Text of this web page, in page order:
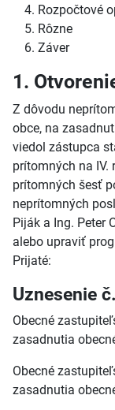
Rozpočtové
Rôzne
Záver
1.
Z dôvodu
obce, na
viedol zástupca
prítomných na IV.
prítomných šesť
neprítomných
Piják a Ing. Peter
alebo upraviť
Prijaté:
Uznesenie
Obecné
zasadnutia
Obecné
zasadnutia